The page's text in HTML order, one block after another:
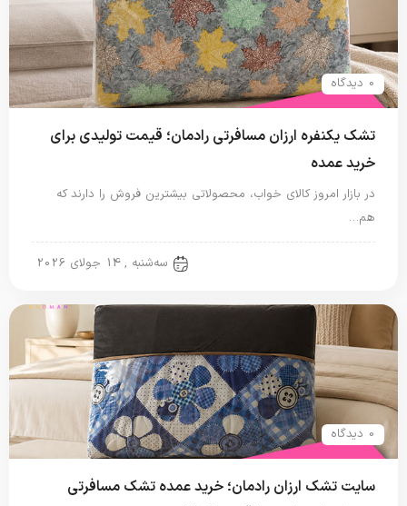
0 دیدگاه
تشک یکنفره ارزان مسافرتی رادمان؛ قیمت تولیدی برای
خرید عمده
در بازار امروز کالای خواب، محصولاتی بیشترین فروش را دارند که
هم…
سه‌شنبه , 14 جولای 2026
0 دیدگاه
سایت تشک ارزان رادمان؛ خرید عمده تشک مسافرتی